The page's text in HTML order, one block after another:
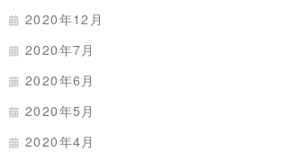
2020年12月
2020年7月
2020年6月
2020年5月
2020年4月